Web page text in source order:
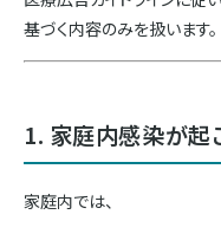
基づく内容のみを扱います。
1. 家庭内感染が起
家庭内では、